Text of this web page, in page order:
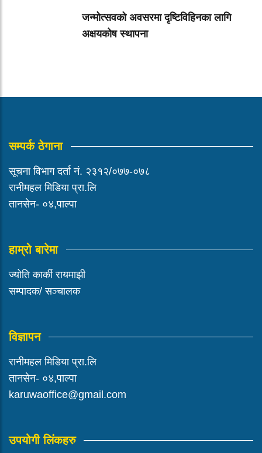
जन्मोत्सवको अवसरमा दृष्टिविहिनका लागि
अक्षयकोष स्थापना
सम्पर्क ठेगाना
सूचना विभाग दर्ता नं. २३१२/०७७-०७८
रानीमहल मिडिया प्रा.लि
तानसेन- ०४,पाल्पा
हाम्रो बारेमा
ज्योति कार्की रायमाझी
सम्पादक/ सञ्चालक
विज्ञापन
रानीमहल मिडिया प्रा.लि
तानसेन- ०४,पाल्पा
karuwaoffice@gmail.com
उपयोगी लिंकहरु